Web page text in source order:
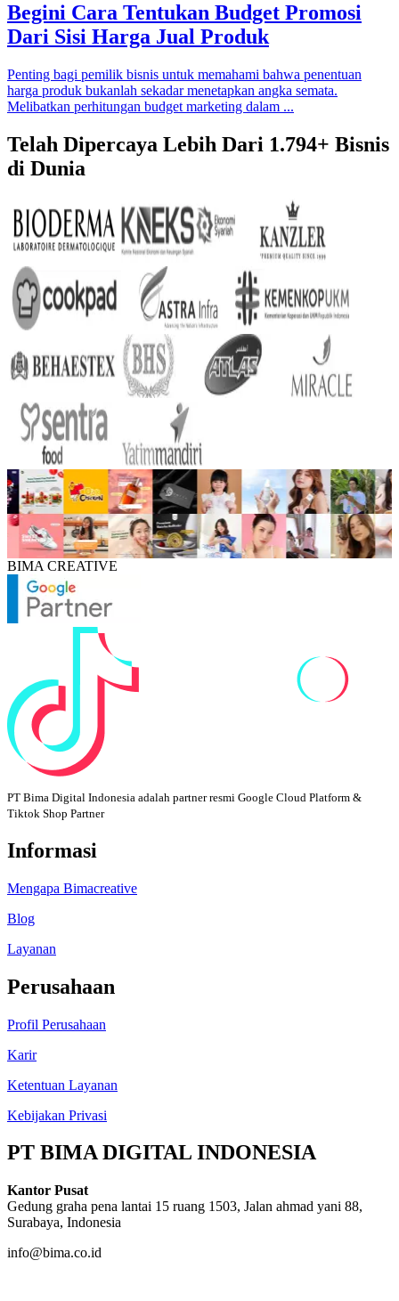
Begini Cara Tentukan Budget Promosi
Dari Sisi Harga Jual Produk
Penting bagi pemilik bisnis untuk memahami bahwa penentuan
harga produk bukanlah sekadar menetapkan angka semata.
Melibatkan perhitungan budget marketing dalam ...
Telah Dipercaya Lebih Dari 1.794+ Bisnis
di Dunia
BIMA CREATIVE
PT Bima Digital Indonesia adalah partner resmi Google Cloud Platform &
Tiktok Shop Partner
Informasi
Mengapa Bimacreative
Blog
Layanan
Perusahaan
Profil Perusahaan
Karir
Ketentuan Layanan
Kebijakan Privasi
PT BIMA DIGITAL INDONESIA
Kantor Pusat
Gedung graha pena lantai 15 ruang 1503, Jalan ahmad yani 88,
Surabaya, Indonesia
info@bima.co.id